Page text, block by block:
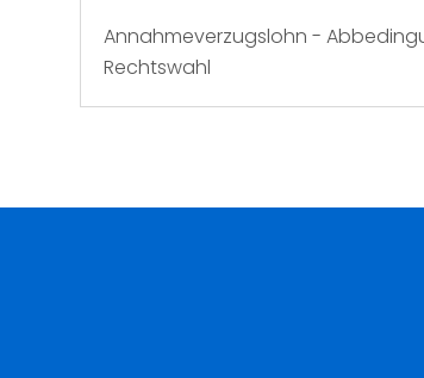
Annahmeverzugslohn -
Rechtswahl